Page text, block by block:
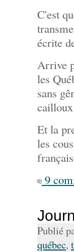
C'est
écrite
Arrive
les
sans
Et la
les
9
Publié
québec,